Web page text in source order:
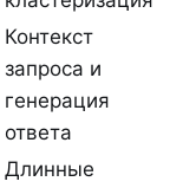
Контекст
запроса и
генерация
ответа
Длинные